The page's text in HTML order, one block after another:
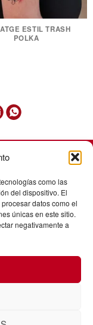
como las
del dispositivo. El
datos como el
únicas en este sitio.
negativamente a
ESTIL TRASH
POLKA